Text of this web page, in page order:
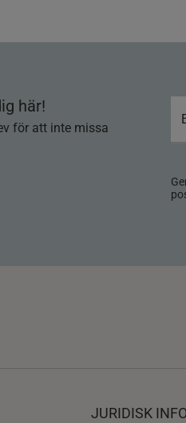
här!
för att inte missa
JURIDISK